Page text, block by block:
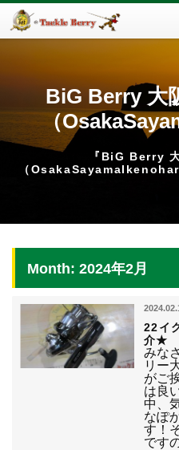
BiG Berry 大
（
『BiG Berry
（
Month: 2024年2月
22イ
介★
みな
リー
がご
は良
中、
なぽ
す！
です